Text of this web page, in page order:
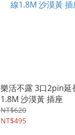
樂活不露 3口2pin延
1.8M 沙漠黃 插座
NT$620
NT$495